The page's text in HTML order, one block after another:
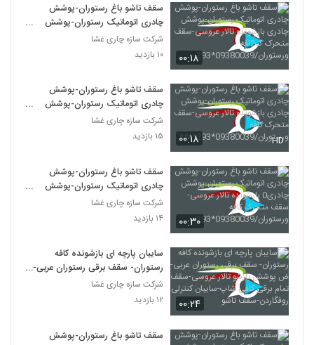
۰۰:۱۸
سقف تاشو باغ رستوران-پوشش
چادری اتوماتیک رستوران-پوشش
چادری بازشونده تالار عروسی-سقف
شرکت سازه چاری غشا
۱۰ بازدید
۰۰:۱۸ HD
سقف تاشو باغ رستوران-پوشش
چادری اتوماتیک رستوران-پوشش
چادری بازشونده تالار عروسی-سقف
متحرک کافه
شرکت سازه چاری غشا
۱۵ بازدید
۰۰:۳۰
سقف تاشو باغ رستوران-پوشش
چادری اتوماتیک رستوران-پوشش
چادری0 بازشونده تالار عروسی-سقف
متحرک کافه
ورستوران/09380039*293
شرکت سازه چاری غشا
۱۴ بازدید
۰۰:۲۴
سایبان پارچه ای بازشونده کافه
رستوران- سقف برقی رستوران عربی-
ض پوشش بازشو تالار عروسی-سقف
تمام برقی کافی شاپ-سایبان کنترلی
شرکت سازه چاری غشا
۱۲ بازدید
سقف تاشو باغ رستوران-پوشش